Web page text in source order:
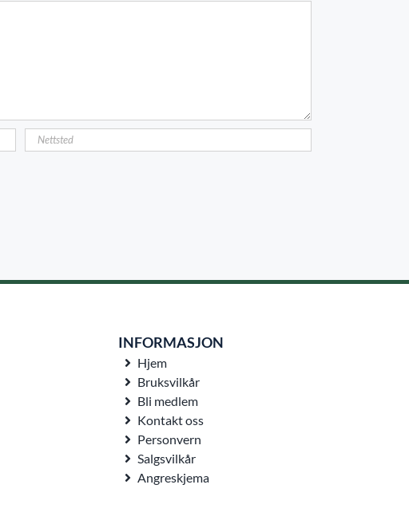
INFORMASJON
Hjem
Bruksvilkår
Bli medlem
Kontakt oss
Personvern
Salgsvilkår
Angreskjema